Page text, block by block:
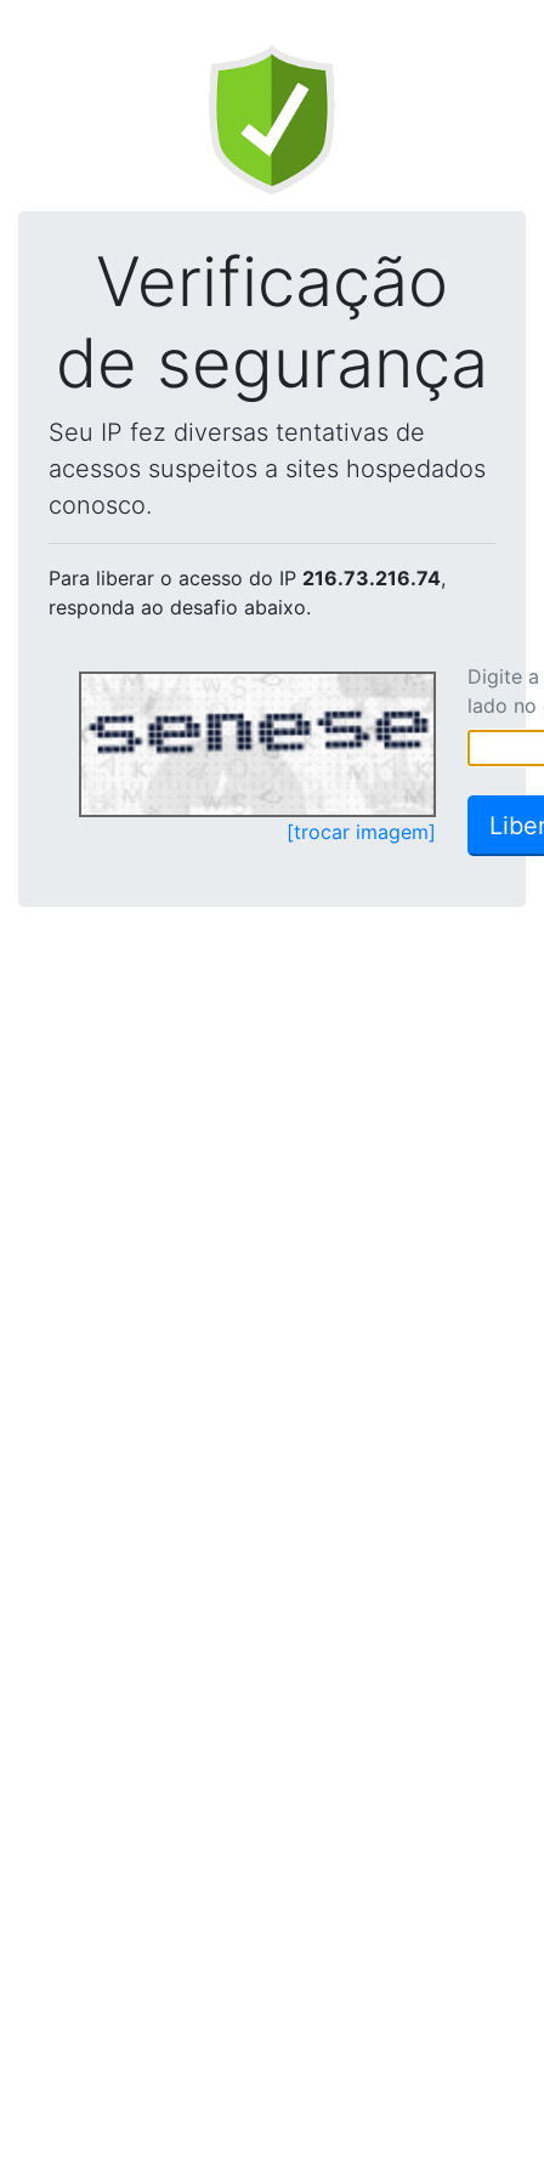
Verificação
de segurança
Seu IP fez diversas tentativas de
acessos suspeitos a sites hospedados
conosco.
Para liberar o acesso do IP 216.73.216.74,
responda ao desafio abaixo.
[trocar imagem]
Digite
lado no